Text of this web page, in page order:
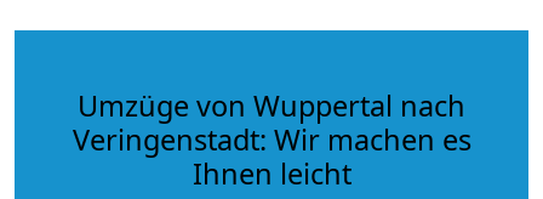
Umzüge von Wuppertal nach
Veringenstadt: Wir machen es
Ihnen leicht